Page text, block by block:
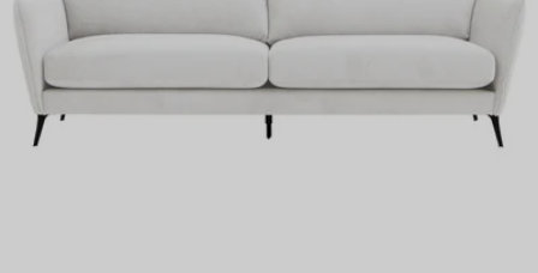
4 modaali-ikkunassa